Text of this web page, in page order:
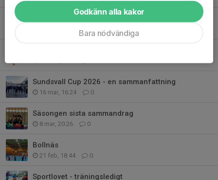
Sundsvall Cup 2026 - en sammanfattning
16 mar, 16:24 0
Säsongen sista sammandrag
8 mar, 20:26 0
Bollnäs
21 feb, 18:44 0
Sportlovet - träningsledigt
Godkänn alla kakor
Bara nödvändiga